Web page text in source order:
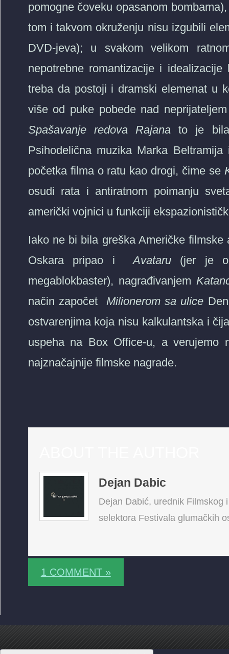
pomogne čoveku opasanom
tom i takvom okruženju nisu izgubili
DVD-jeva); u svakom velikom
nepotrebne romantizacije i
treba da postoji i dramski elemenat u
više od puke pobede nad
Spašavanje redova Rajana to je bila
Psihodelična muzika Marka
početka filma o ratu kao drogi, čime se
osudi rata i antiratnom poimanju
američki vojnici u funkciji
Iako ne bi bila greška Američke
Oskara pripao iAvataru (jer je
megablokbaster), nagrađivanjem
način započet Milionerom sa ulice
ostvarenjima koja nisu kalkulantska i
uspeha na Box Office-u, a verujemo
najznačajnije filmske nagrade.
Dejan Dabic
Dejan Dabić, urednik Filmskog
selektora Festivala glumačkih
1 COMMENT »